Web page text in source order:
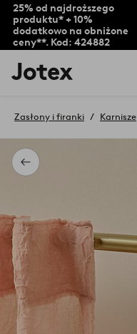
25% od najdroższego
produktu* + 10%
dodatkowo na obniżone
ceny**. Kod: 424882
Logo
Jotex
na
stronę
Powrót
Zasłony i firanki Karnisze